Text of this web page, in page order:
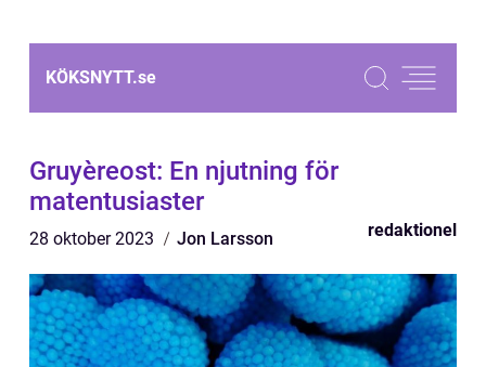
KÖKSNYTT.se
Gruyèreost: En njutning för
matentusiaster
28 oktober 2023 Jon Larsson redaktionel